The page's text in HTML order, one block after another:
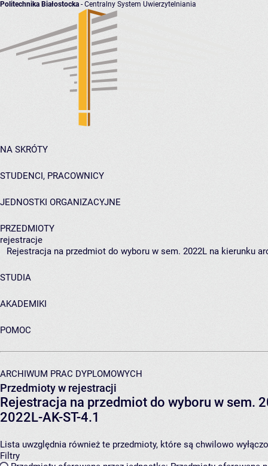
Politechnika Białostocka - Centralny System Uwierzytelniania
NA SKRÓTY
STUDENCI, PRACOWNICY
JEDNOSTKI ORGANIZACYJNE
PRZEDMIOTY
rejestracje
Rejestracja na przedmiot do wyboru w sem. 2022L na kierunku
STUDIA
AKADEMIKI
POMOC
ARCHIWUM PRAC DYPLOMOWYCH
Przedmioty w rejestracji
Rejestracja na przedmiot do wyboru w sem.
2022L-AK-ST-4.1
Lista uwzględnia również te przedmioty, które są chwilowo
Filtry